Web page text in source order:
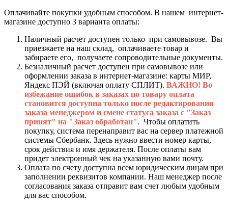
Оплачивайте покупки удобным способом. В нашем интернет-
магазине доступно 3 варианта оплаты:
Наличный расчет доступен только при самовывозе. Вы
приезжаете на наш склад, оплачиваете товар и
забираете его, получаете сопроводительные документы.
Безналичный расчет доступен при самовывозе или
оформлении заказа в интернет-магазине: карты МИР,
Яндекс ПЭЙ (включая оплату СПЛИТ). ВАЖНО! Во
избежание ошибок в заказах по товару оплата
становится доступна только после редактирования
заказа менеджером и смене статуса заказа с "Заказ
принят" на "Заказ обработан". Чтобы оплатить
покупку, система перенаправит вас на сервер платежной
системы Сбербанк. Здесь нужно ввести номер карты,
срок действия и имя держателя. После оплаты вам
придет электронный чек на указанную вами почту.
Оплата по счету доступна всем юридическим лицам при
заполнении реквизитов компании. Наш менеджер после
согласования заказа отправит вам счет любым удобным
для вас способом.